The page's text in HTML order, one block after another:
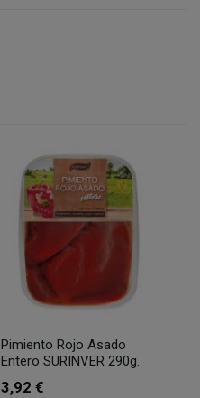
Pimiento Rojo Asado
Entero SURINVER 290g.
3,92 €